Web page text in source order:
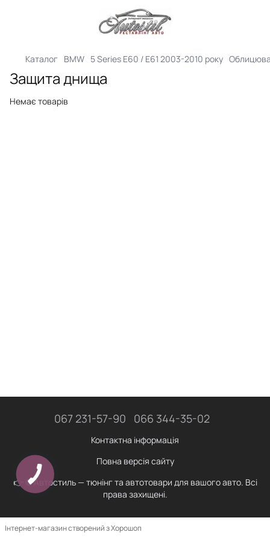
Каталог BMW 5 Series E60 / E61 2003-2010 року
Защита днища
Немає товарів
067 231-57-90 066 344-35-02
Контактна інформація
Повна версія сайту
👉 © Автостиль — тюнінг та автотовари для вашого авто. Всі
права захищені.
Інтернет-магазин створений з Хорошоп